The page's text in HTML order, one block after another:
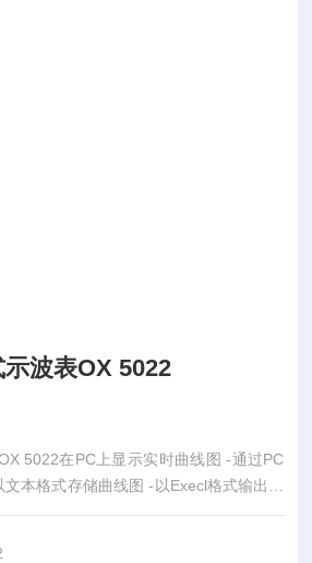
波表OX 5022
5022在PC上显示实时曲线图 -通过PC
本格式存储曲线图 -以Execl格式输出数